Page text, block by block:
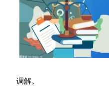
调解。